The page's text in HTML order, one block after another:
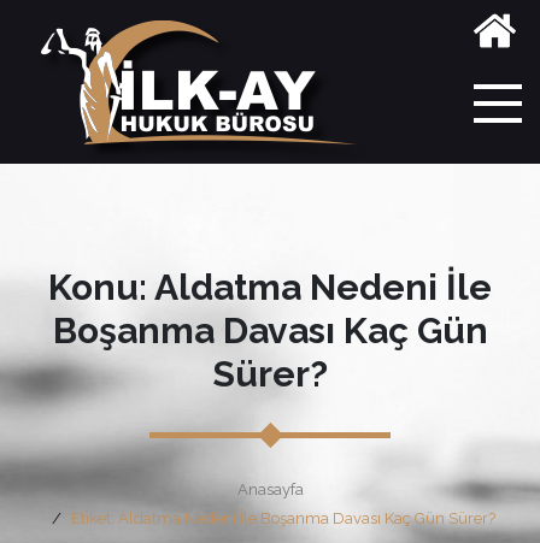
Konu: Aldatma Nedeni İle
Boşanma Davası Kaç Gün
Sürer?
Anasayfa
Etiket: Aldatma Nedeni İle Boşanma Davası Kaç Gün Sürer?